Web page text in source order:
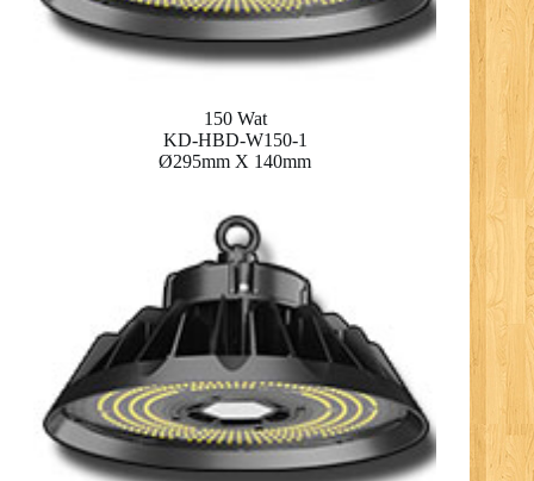
150 Wat
KD-HBD-W150-1
Ø295mm X 140mm